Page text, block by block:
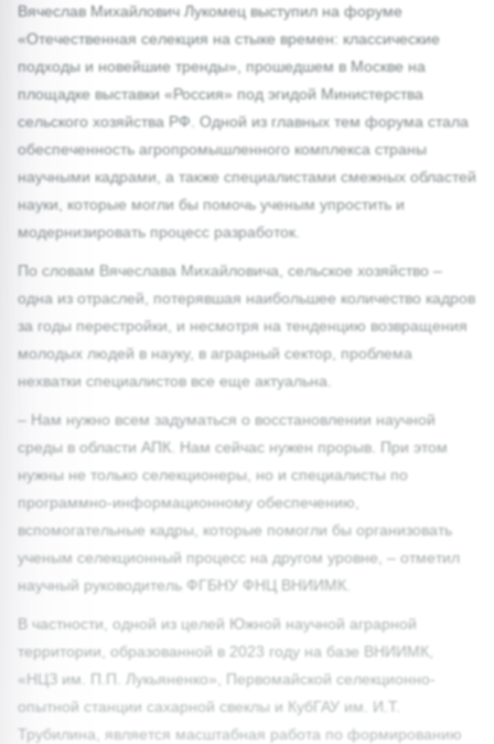
Вячеслав Михайлович Лукомец выступил на форуме
«Отечественная селекция на стыке времен: классические
подходы и новейшие тренды», прошедшем в Москве на
площадке выставки «Россия» под эгидой Министерства
сельского хозяйства РФ. Одной из главных тем форума стала
обеспеченность агропромышленного комплекса страны
научными кадрами, а также специалистами смежных областей
науки, которые могли бы помочь ученым упростить и
модернизировать процесс разработок.
По словам Вячеслава Михайловича, сельское хозяйство –
одна из отраслей, потерявшая наибольшее количество кадров
за годы перестройки, и несмотря на тенденцию возвращения
молодых людей в науку, в аграрный сектор, проблема
нехватки специалистов все еще актуальна.
– Нам нужно всем задуматься о восстановлении научной
среды в области АПК. Нам сейчас нужен прорыв. При этом
нужны не только селекционеры, но и специалисты по
программно-информационному обеспечению,
вспомогательные кадры, которые помогли бы организовать
ученым селекционный процесс на другом уровне, – отметил
научный руководитель ФГБНУ ФНЦ ВНИИМК.
В частности, одной из целей Южной научной аграрной
территории, образованной в 2023 году на базе ВНИИМК,
«НЦЗ им. П.П. Лукьяненко», Первомайской селекционно-
опытной станции сахарной свеклы и КубГАУ им. И.Т.
Трубилина, является масштабная работа по формированию